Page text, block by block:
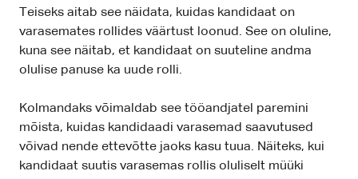
Teiseks aitab see näidata, kuidas kandidaat on
varasemates rollides väärtust loonud. See on oluline,
kuna see näitab, et kandidaat on suuteline andma
olulise panuse ka uude rolli.
Kolmandaks võimaldab see tööandjatel paremini
mõista, kuidas kandidaadi varasemad saavutused
võivad nende ettevõtte jaoks kasu tuua. Näiteks, kui
kandidaat suutis varasemas rollis oluliselt müüki